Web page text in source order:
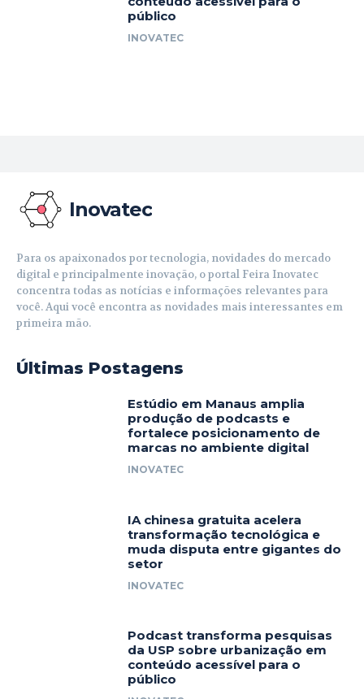
público
INOVATEC
Inovatec
Para os apaixonados por tecnologia, novidades do mercado
digital e principalmente inovação, o portal Feira Inovatec
concentra todas as notícias e informações relevantes para
você. Aqui você encontra as novidades mais interessantes em
primeira mão.
Últimas Postagens
Estúdio em Manaus amplia
produção de podcasts e
fortalece posicionamento de
marcas no ambiente digital
INOVATEC
IA chinesa gratuita acelera
transformação tecnológica e
muda disputa entre gigantes do
setor
INOVATEC
Podcast transforma pesquisas
da USP sobre urbanização em
conteúdo acessível para o
público